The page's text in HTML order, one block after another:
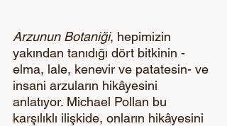
Arzunun Botaniği, hepimizin
yakından tanıdığı dört bitkinin -
elma, lale, kenevir ve patatesin- ve
insani arzuların hikâyesini
anlatıyor. Michael Pollan bu
karşılıklı ilişkide, onların hikâyesini